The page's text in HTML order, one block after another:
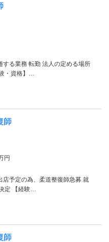
する業務 転勤 法人の定める場所
・資格】…
師
円
店予定の為、柔道整復師急募 就
定 【経験…
師